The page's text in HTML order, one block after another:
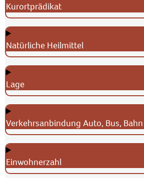
Kurortprädikat
Natürliche Heilmittel
Lage
Verkehrsanbindung Auto, Bus, Bahn
Einwohnerzahl